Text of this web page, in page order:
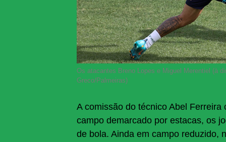
Os atacantes Breno Lopes e Miguel Merentiel (à
Greco/Palmeiras)
A comissão do técnico Abel
campo demarcado por estacas, os
de bola. Ainda em campo reduzido,